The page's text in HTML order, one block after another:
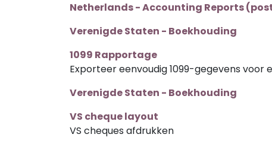
Netherlands - Accounting Reports
Verenigde Staten - Boekhouding
1099 Rapportage
Exporteer eenvoudig 1099-gegevens voor
Verenigde Staten - Boekhouding
VS cheque layout
VS cheques afdrukken